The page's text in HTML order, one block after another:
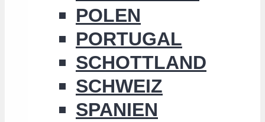
POLEN
PORTUGAL
SCHOTTLAND
SCHWEIZ
SPANIEN